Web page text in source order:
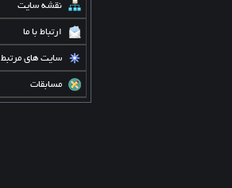
نقشه سایت
ارتباط با ما
سایت های مرتبط
مسابقات